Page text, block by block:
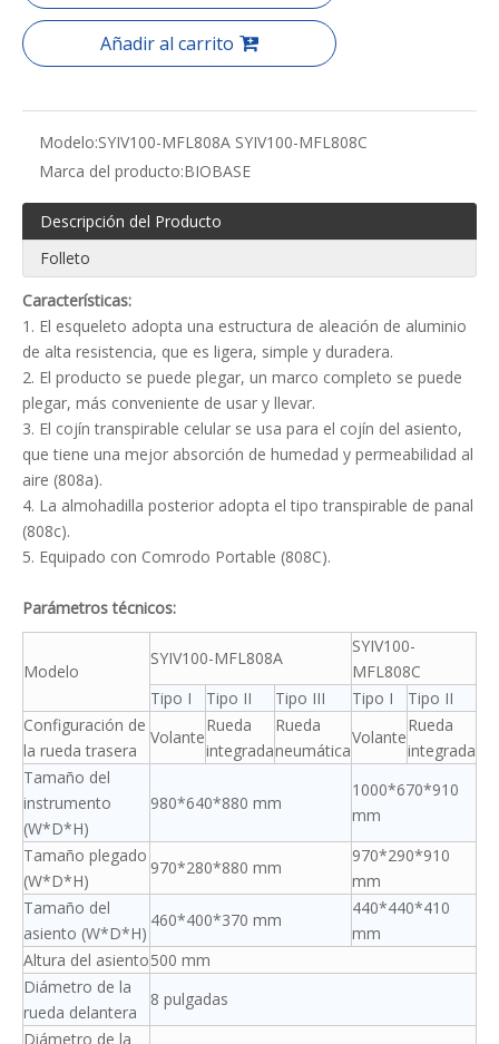
Añadir al carrito
Modelo:SYIV100-MFL808A SYIV100-MFL808C
Marca del producto:BIOBASE
Descripción del Producto
Folleto
Características:
1. El esqueleto adopta una estructura de aleación de aluminio
de alta resistencia, que es ligera, simple y duradera.
2. El producto se puede plegar, un marco completo se puede
plegar, más conveniente de usar y llevar.
3. El cojín transpirable celular se usa para el cojín del asiento,
que tiene una mejor absorción de humedad y permeabilidad al
aire (808a).
4. La almohadilla posterior adopta el tipo transpirable de panal
(808c).
5. Equipado con Comrodo Portable (808C).
Parámetros técnicos:
Modelo
SYIV100-MFL808A
SYIV100-
MFL808C
Tipo I
Tipo II Tipo III Tipo I
Tipo II
Configuración de
la rueda trasera
Volante
Rueda
integrada
Rueda
neumática
Volante
Rueda
integrada
Tamaño del
instrumento
(W*D*H)
980*640*880 mm
1000*670*910
mm
Tamaño plegado
(W*D*H)
970*280*880 mm
970*290*910
mm
Tamaño del
asiento (W*D*H)
460*400*370 mm
440*440*410
mm
Altura del asiento500 mm
Diámetro de la
rueda delantera
8 pulgadas
Diámetro de la